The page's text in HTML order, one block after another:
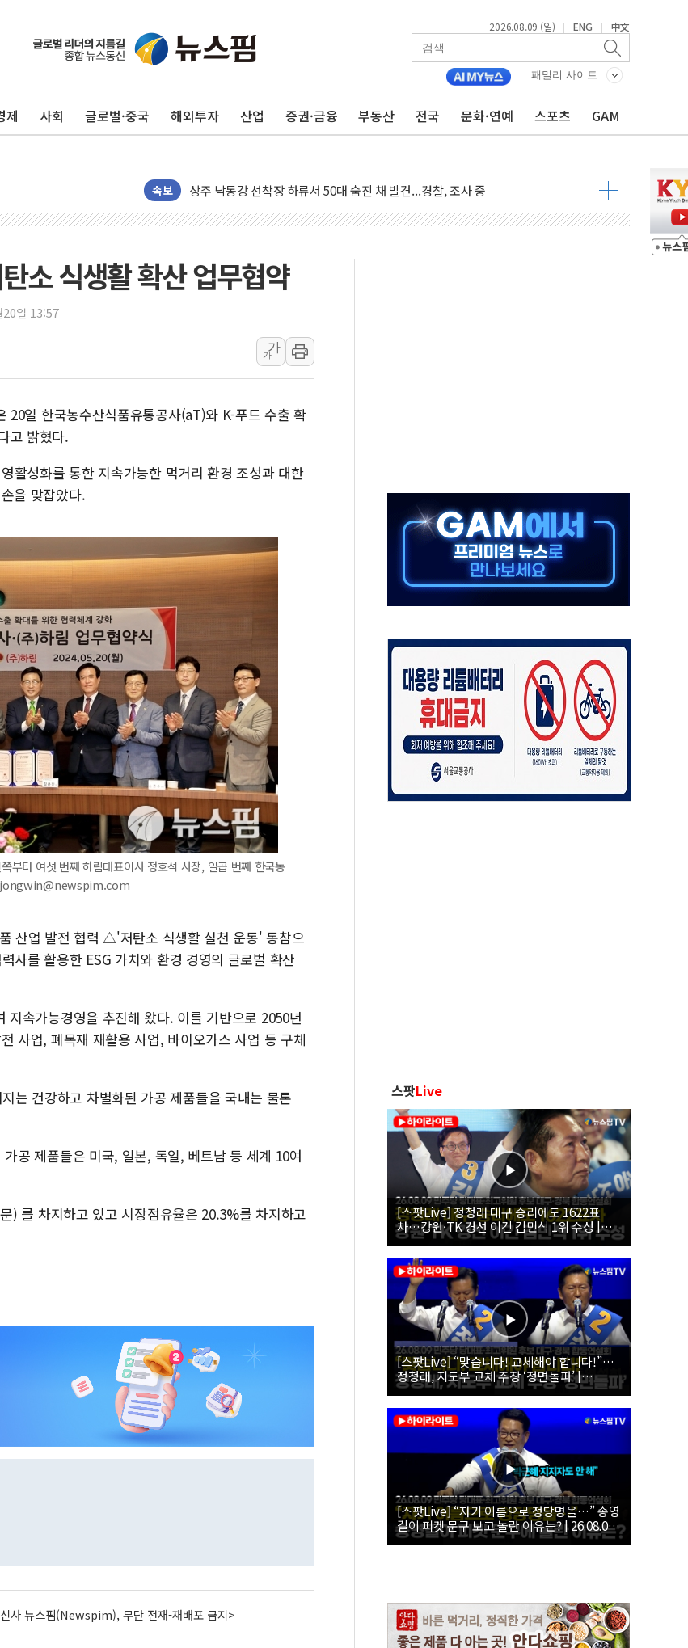
2026.08.09 (일) | ENG | 中文
패밀리 사이트
제 사회 글로벌·중국 해외투자 산업 증권·금융 부동산 전국 문화·연예 스포츠 GAM
속보
평택 진위면 공장서 질식사고 발생…작업자 1명 숨져
상주 낙동강 선착장 하류서 50대 숨진 채 발견...경찰, 조사 중
인천서 말다툼 중 어머니 살해 10대 구속…범행 후 반려견도 죽여
김민석, 강원·대구·경북 경선서 정청래에 승리…金 48.54% vs 鄭 44.40%
[속보] 민주, 대구 경선 결과 발표...정청래 47.82% 김민석 46.35% 송영길 5.83%
[속보] 민주, 강원 경선 결과 발표...김민석 50.30% 정청래 41.94% 송영길 7.76%
최태원, 노소영에 9440억 지급 확정되나…재상고 앞두고 막판 셈법
인천시 광복절 현수막 '태극기 거꾸로' 논란…이틀만에 철거
홈플러스發 대형마트 판매, 역대 최대폭 감소한 9.4%↓…유통업계 양극화 심화
윤준병·이해민 의원, '정부 특사'로 콜롬비아 대통령 취임식 참석
'호우·산사태 주의보' 울진 시간당 30mm 강한 비...호우 피해 없어
여야, 황희 '버스 하우스' 공방…野 "청년 우롱 기괴" vs 與 "송구한 해프닝"
소 식생활 확산 업무협약
20일 13:57
가
가
일 한국농수산식품유통공사(aT)와 K-푸드 수출 확
고 밝혔다.
활성화를 통한 지속가능한 먹거리 환경 조성과 대한
을 맞잡았다.
부터 여섯 번째 하림대표이사 정호석 사장, 일곱 번째 한국농
산업 발전 협력 △'저탄소 식생활 실천 운동' 동참으
사를 활용한 ESG 가치와 환경 경영의 글로벌 확산
속가능경영을 추진해 왔다. 이를 기반으로 2050년
사업, 폐목재 재활용 사업, 바이오가스 사업 등 구체
는 건강하고 차별화된 가공 제품들을 국내는 물론
공 제품들은 미국, 일본, 독일, 베트남 등 세계 10여
) 를 차지하고 있고 시장점유율은 20.3%를 차지하고
사 뉴스핌(Newspim), 무단 전재-재배포 금지>
스팟Live
[스팟Live] 정청래 대구 승리에도 1622표
차…강원·TK 경선 이긴 김민석 1위 수성 |
26.08.09 더불어민주당 당대표·최고위원 후
보 대구·경북 합동연설회
[스팟Live] “맞습니다! 교체해야 합니다!”…
정청래, 지도부 교체 주장 ‘정면돌파’ |
26.08.09 더불어민주당 당대표·최고위원 후
보 대구·경북 합동연설회
[스팟Live] “자기 이름으로 정당명을…” 송영
길이 피켓 문구 보고 놀란 이유는? | 26.08.09
더불어민주당 당대표·최고위원 후보 대구·경